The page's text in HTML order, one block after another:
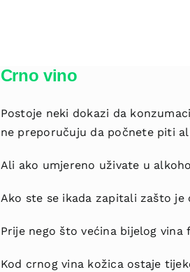
Crno vino
Postoje neki dokazi da
ne preporučuju da počnete piti
Ali ako umjereno uživate u
Ako ste se ikada zapitali zašto
Prije nego što većina bijelog
Kod crnog vina kožica ostaje